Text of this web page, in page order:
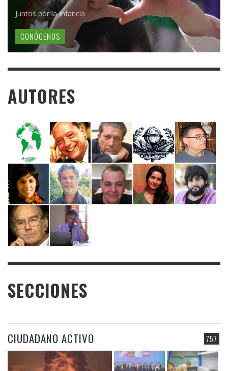
Juntos por la Infancia
CONÓCENOS
AUTORES
SECCIONES
757
CIUDADANO ACTIVO